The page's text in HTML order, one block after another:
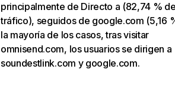
principalmente de Directo a (82,74 %
tráfico), seguidos de google.com (5,16
la mayoría de los casos, tras visitar
omnisend.com, los usuarios se dirigen a
soundestlink.com y google.com.